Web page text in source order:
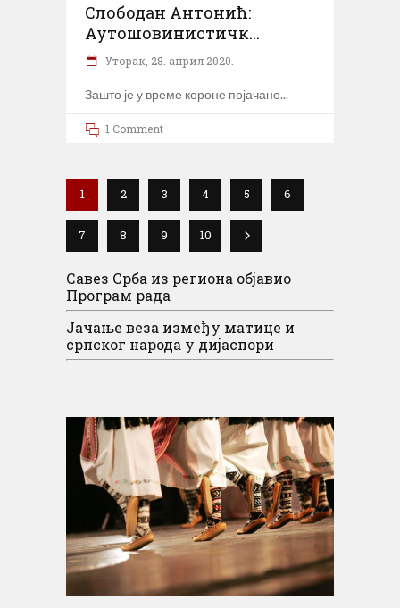
Слободан Антонић:
Аутошовинистичк...
Уторак, 28. април 2020.
Зашто је у време короне појачано
1 Comment
1 2 3 4 5 6
7 8 9 10
Савез Срба из региона објавио
Програм рада
Јачање веза између матице и
српског народа у дијаспори